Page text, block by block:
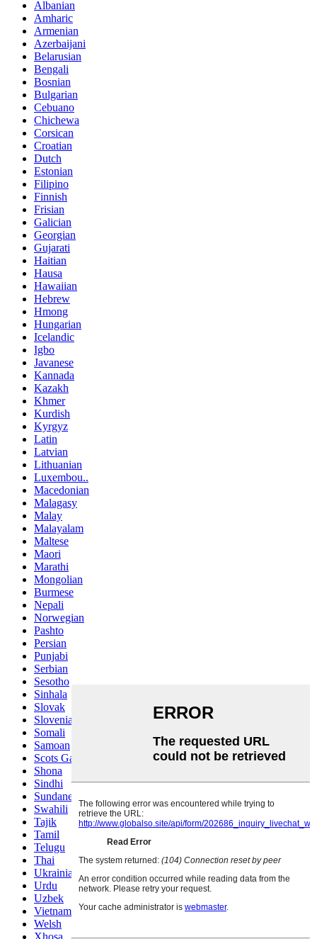
Albanian
Amharic
Armenian
Azerbaijani
Belarusian
Bengali
Bosnian
Bulgarian
Cebuano
Chichewa
Corsican
Croatian
Dutch
Estonian
Filipino
Finnish
Frisian
Galician
Georgian
Gujarati
Haitian
Hausa
Hawaiian
Hebrew
Hmong
Hungarian
Icelandic
Igbo
Javanese
Kannada
Kazakh
Khmer
Kurdish
Kyrgyz
Latin
Latvian
Lithuanian
Luxembou..
Macedonian
Malagasy
Malay
Malayalam
Maltese
Maori
Marathi
Mongolian
Burmese
Nepali
Norwegian
Pashto
Persian
Punjabi
Serbian
Sesotho
Sinhala
Slovak
Slovenian
Somali
Samoan
Scots Gaelic
Shona
Sindhi
Sundanese
Swahili
Tajik
Tamil
Telugu
Thai
Ukrainian
Urdu
Uzbek
Vietnamese
Welsh